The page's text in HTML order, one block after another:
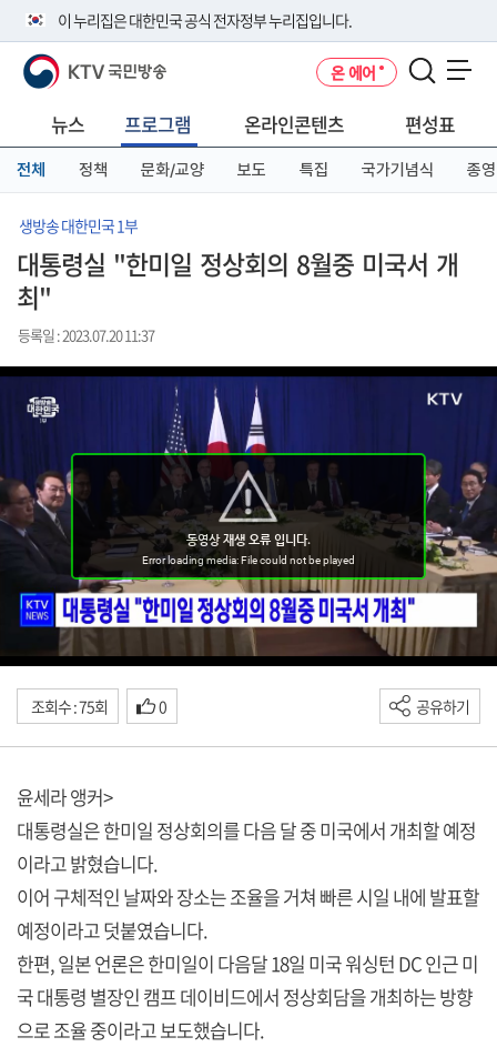
이 누리집은 대한민국 공식 전자정부 누리집입니다.
공식 누리집 주소 확인하기
니다.
이밖에 or.kr 또는 .kr등 다른 도메인 주소를 사용하고 있다면 아래 URL에
서 도메인 주소를 확인해 보세요
KTV 국민방송 온 에어
뉴스 프로그램 온라인콘텐츠 편성표
전체 정책 문화/교양 보도 특집 국가기념식 종영
생방송 대한민국 1부
대통령실 "한미일 정상회의 8월중 미국서 개
최"
등록일 : 2023.07.20 11:37
조회수 : 75회 0 공유하기
윤세라 앵커>
대통령실은 한미일 정상회의를 다음 달 중 미국에서 개최할 예정
이라고 밝혔습니다.
이어 구체적인 날짜와 장소는 조율을 거쳐 빠른 시일 내에 발표할
예정이라고 덧붙였습니다.
한편, 일본 언론은 한미일이 다음달 18일 미국 워싱턴 DC 인근 미
국 대통령 별장인 캠프 데이비드에서 정상회담을 개최하는 방향
으로 조율 중이라고 보도했습니다.